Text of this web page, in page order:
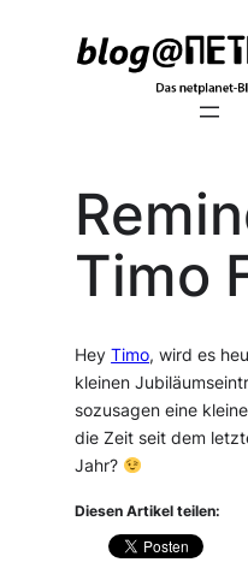
Timo
HeyTimo, wird es
kleinen
sozusagen eine
die Zeit seit dem
Jahr?
Diesen Artikel teilen: